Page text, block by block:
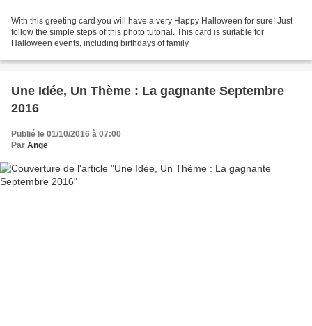
With this greeting card you will have a very Happy Halloween for sure! Just
follow the simple steps of this photo tutorial. This card is suitable for
Halloween events, including birthdays of family
Une Idée, Un Thème : La gagnante Septembre
2016
Publié le 01/10/2016 à 07:00
Par Ange